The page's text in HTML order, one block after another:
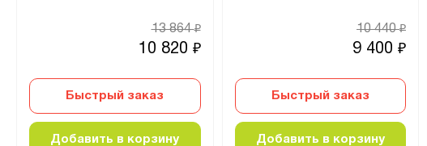
10 820 ₽
13 864₽
Быстрый заказ
Добавить в корзину
9 400 ₽
10 440₽
Быстрый заказ
Добавить в корзину